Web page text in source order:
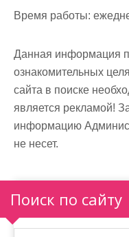
Время работы:
Данная информация
ознакомительных
сайта в поиске
является рекламой!
информацию
не несет.
Поиск по сайту